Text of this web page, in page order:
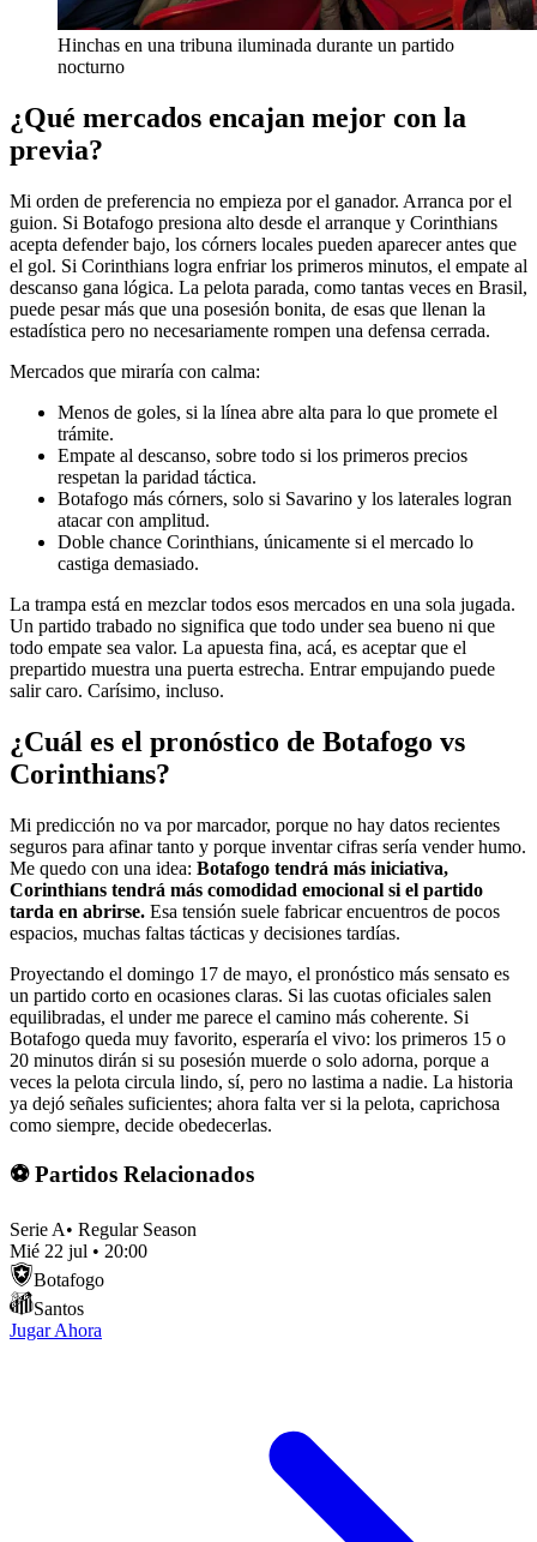
Hinchas en una tribuna iluminada durante un partido
nocturno
¿Qué mercados encajan mejor con la
previa?
Mi orden de preferencia no empieza por el ganador. Arranca por el
guion. Si Botafogo presiona alto desde el arranque y Corinthians
acepta defender bajo, los córners locales pueden aparecer antes que
el gol. Si Corinthians logra enfriar los primeros minutos, el empate al
descanso gana lógica. La pelota parada, como tantas veces en Brasil,
puede pesar más que una posesión bonita, de esas que llenan la
estadística pero no necesariamente rompen una defensa cerrada.
Mercados que miraría con calma:
Menos de goles, si la línea abre alta para lo que promete el
trámite.
Empate al descanso, sobre todo si los primeros precios
respetan la paridad táctica.
Botafogo más córners, solo si Savarino y los laterales logran
atacar con amplitud.
Doble chance Corinthians, únicamente si el mercado lo
castiga demasiado.
La trampa está en mezclar todos esos mercados en una sola jugada.
Un partido trabado no significa que todo under sea bueno ni que
todo empate sea valor. La apuesta fina, acá, es aceptar que el
prepartido muestra una puerta estrecha. Entrar empujando puede
salir caro. Carísimo, incluso.
¿Cuál es el pronóstico de Botafogo vs
Corinthians?
Mi predicción no va por marcador, porque no hay datos recientes
seguros para afinar tanto y porque inventar cifras sería vender humo.
Me quedo con una idea: Botafogo tendrá más iniciativa,
Corinthians tendrá más comodidad emocional si el partido
tarda en abrirse. Esa tensión suele fabricar encuentros de pocos
espacios, muchas faltas tácticas y decisiones tardías.
Proyectando el domingo 17 de mayo, el pronóstico más sensato es
un partido corto en ocasiones claras. Si las cuotas oficiales salen
equilibradas, el under me parece el camino más coherente. Si
Botafogo queda muy favorito, esperaría el vivo: los primeros 15 o
20 minutos dirán si su posesión muerde o solo adorna, porque a
veces la pelota circula lindo, sí, pero no lastima a nadie. La historia
ya dejó señales suficientes; ahora falta ver si la pelota, caprichosa
como siempre, decide obedecerlas.
⚽ Partidos Relacionados
Serie A• Regular Season
Mié 22 jul • 20:00
Botafogo
Santos
Jugar Ahora